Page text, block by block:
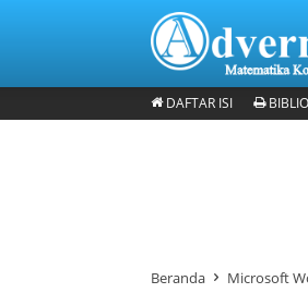
DAFTAR ISI
Beranda Microsoft